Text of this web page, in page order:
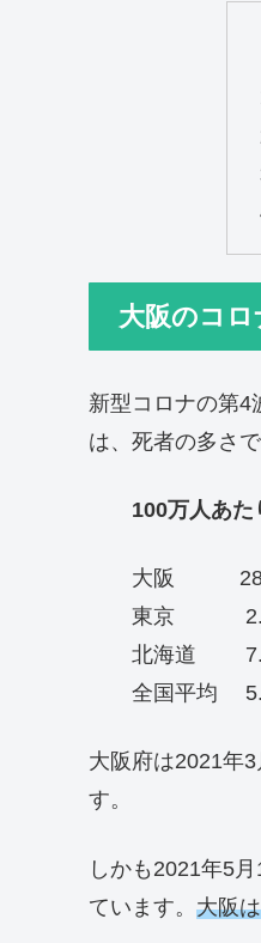
大阪のコ
新型コロナの第4
は、死者の多さ
100万人あた
大阪
東京 2.6
北海道
全国平均
大阪府は2021年
す。
しかも2021年5
ています。 大阪